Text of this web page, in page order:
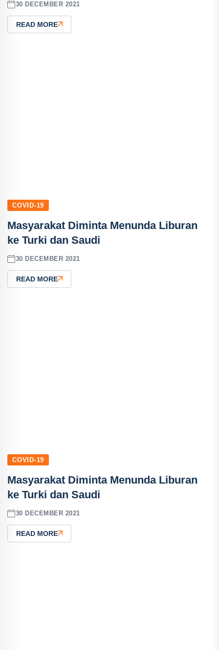
30 DECEMBER 2021
READ MORE
COVID-19
Masyarakat Diminta Menunda Liburan
ke Turki dan Saudi
30 DECEMBER 2021
READ MORE
COVID-19
Masyarakat Diminta Menunda Liburan
ke Turki dan Saudi
30 DECEMBER 2021
READ MORE